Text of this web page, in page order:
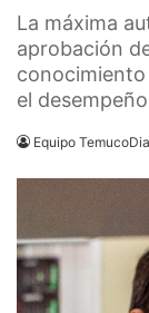
La máxima
aprobación
el
Equipo